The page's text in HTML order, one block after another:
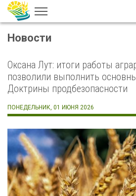
Новости
Оксана Лут: итоги работы
позволили выполнить
Доктрины продбезопасности
ПОНЕДЕЛЬНИК, 01 ИЮНЯ 2026